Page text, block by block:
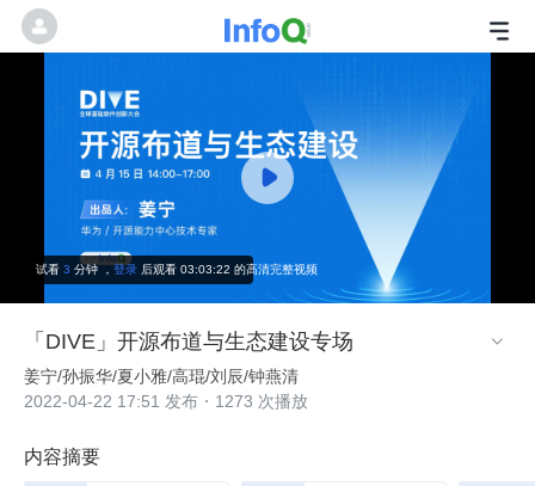
试看 3 分钟，登录 后观看 03:03:22 的高清完整视频
「DIVE」开源布道与生态建设专场

姜宁/孙振华/夏小雅/高琨/刘辰/钟燕清
2022-04-22 17:51 发布
1273 次播放
内容摘要